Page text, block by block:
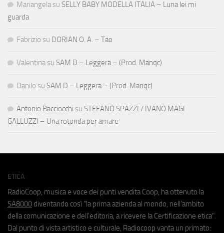
Mariangela su SELLY BABY MODELLA ITALIA – Luna lei mi
guarda
Fabrizio su DORIAN O. A. – Tao
Valentina su SAM D – Leggera – (Prod. Manqc)
Danilo su SAM D – Leggera – (Prod. Manqc)
Antonio Bacciocchi su STEFANO SPAZZI / IVANO MAGI
GALLUZZI – Una rotonda per amare
ETICA
RadioCoop, musica e voce dei punti vendita Coop, ha ottenuto la
SA8000 diventando così "la prima azienda al mondo, nell'ambito
della comunicazione e dell'editoria, a ricevere la Certificazione etica".
Dal punto di vista artistico e culturale, Radiocoop vanta un primato: